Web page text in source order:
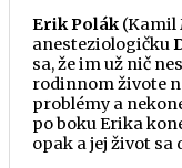
Erik Polák(Kamil
anesteziologičku
sa, že im už nič
rodinnom živote
problémy a
po boku Erika
opak a jej život